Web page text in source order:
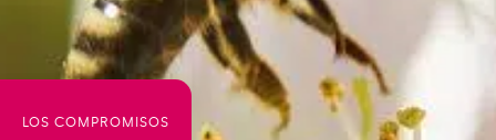
LOS COMPROMISOS